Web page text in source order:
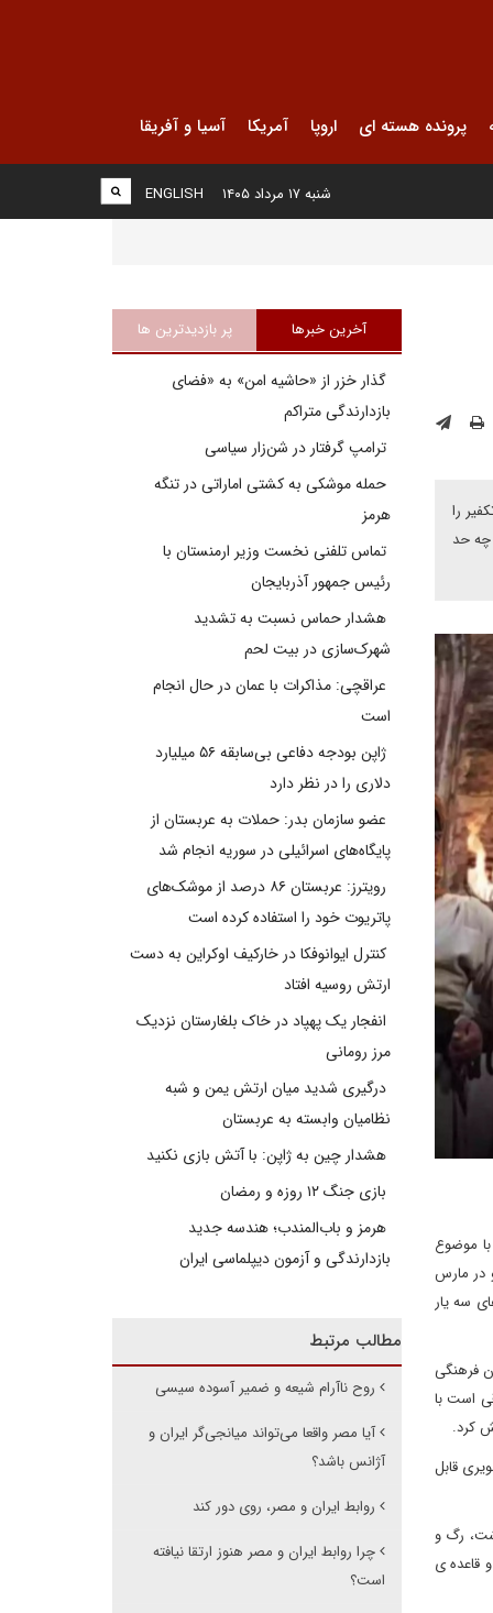
پرونده هسته ای اروپا آمریکا آسیا و آفریقا
ENGLISH شنبه ۱۷ مرداد ۱۴۰۵
را
چه حد
موضوع
و در مارس
سه یار
فرهنگی
است با
کرد.
قابل
رگ و
قاعده ی
آخرین خبرها پر بازدیدترین ها
گذار خزر از «حاشیه امن» به «فضای
بازدارندگی متراکم
ترامپ گرفتار در شن‌زار سیاسی
حمله موشکی به کشتی اماراتی در تنگه
هرمز
تماس تلفنی نخست وزیر ارمنستان با
رئیس جمهور آذربایجان
هشدار حماس نسبت به تشدید
شهرک‌سازی در بیت‌ لحم
عراقچی: مذاکرات با عمان در حال انجام
است
ژاپن بودجه دفاعی بی‌سابقه ۵۶ میلیارد
دلاری را در نظر دارد
عضو سازمان بدر: حملات به عربستان از
پایگاه‌های اسرائیلی در سوریه انجام شد
رویترز: عربستان ۸۶ درصد از موشک‌های
پاتریوت خود را استفاده کرده است
کنترل ایوانوفکا در خارکیف اوکراین به دست
ارتش روسیه افتاد
انفجار یک پهپاد در خاک بلغارستان نزدیک
مرز رومانی
درگیری شدید میان ارتش یمن و شبه
نظامیان وابسته به عربستان
هشدار چین به ژاپن: با آتش بازی نکنید
بازی جنگ ۱۲ روزه و رمضان
هرمز و باب‌المندب؛ هندسه جدید
بازدارندگی و آزمون دیپلماسی ایران
مطالب مرتبط
روح ناآرام شیعه و ضمیر آسوده سیسی
آیا مصر واقعا می‌تواند میانجی‌گر ایران و
آژانس باشد؟
روابط ایران و مصر، روی دور کند
چرا روابط ایران و مصر هنوز ارتقا نیافته
است؟